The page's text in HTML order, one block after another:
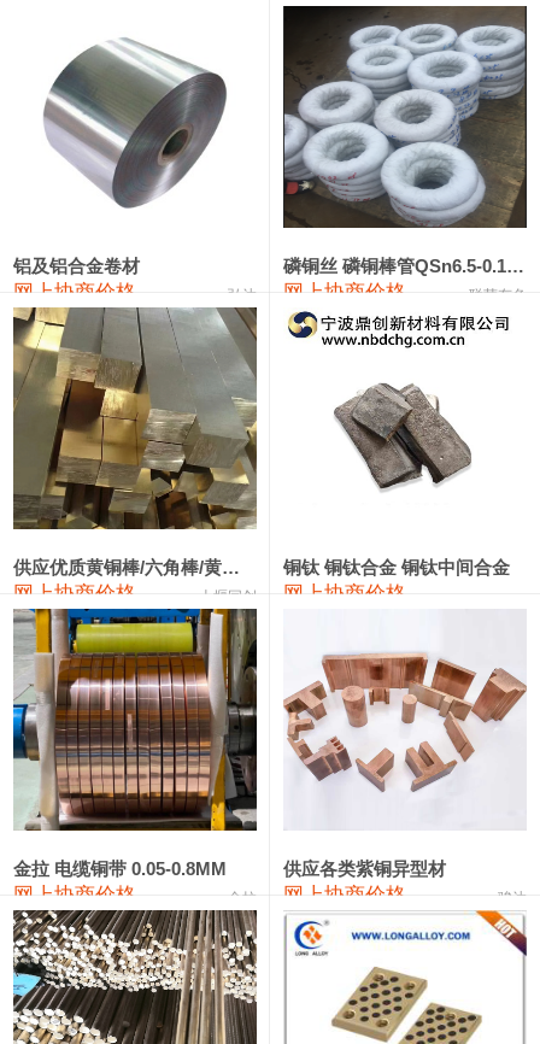
331,000 -10,000
89,000—95,000 92,000 1,000
2#锑 85,000—91,000 88,000 1,000
1#镁 17,000—18,000 17,500 0
18,900—19,100 19,000 100
1#电解锰(99.7%袋装) 18,000—18,200 18,100 100
1#铬 60,000—82,000
553#硅 9,300—9,500
441#硅 9,600—9,800 9,700
3303#硅 10,300—10,500 10,400
2202#硅 14,100—14,300
金属硅3303#-2202# 10,400—14,200 12,300 0
漆包线 111,970—115,970 113,970
磷铜合金 110,800—117,600 114,200 400
无氧铜丝(硬) 109,710—110,010 109,860
R410A专用紫铜管 113,700—113,700
铸造铝合金锭(A380） 26,300—26,500 26,400 100
铝合金ADC12 24,200—24,400 100
铸造铝合金锭(ZL102) 24,300—24,500 24,400
铝及铝合金卷材
网上协商价格 弘达
磷铜丝 磷铜棒管QSn6.5-0.1 7-0.2 8-0.3
网上协商价格 联荣有色
供应优质黄铜棒/六角棒/黄铜方板
网上协商价格 十堰同创
铜钛 铜钛合金 铜钛中间合金
网上协商价格
金拉 电缆铜带 0.05-0.8MM
网上协商价格 金拉
供应各类紫铜异型材
网上协商价格 骏达